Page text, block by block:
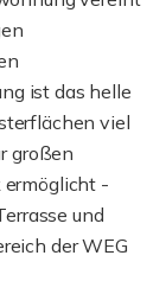
ist das helle
viel
großen
ermöglicht -
und
der WEG